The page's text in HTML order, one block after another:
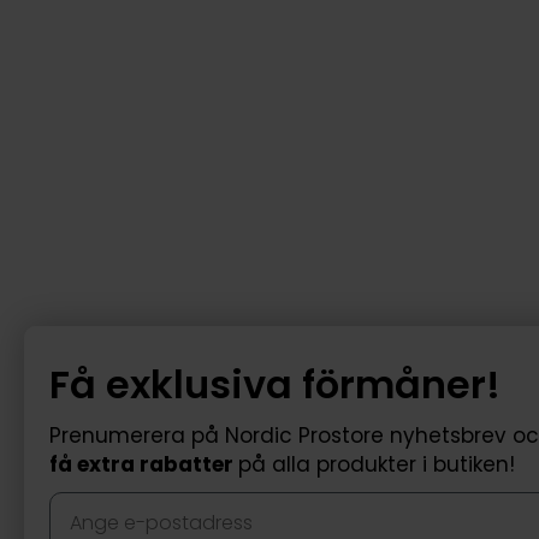
Få exklusiva förmåner!
Prenumerera på Nordic Prostore nyhetsbrev
få extra rabatter på alla produkter i butiken!